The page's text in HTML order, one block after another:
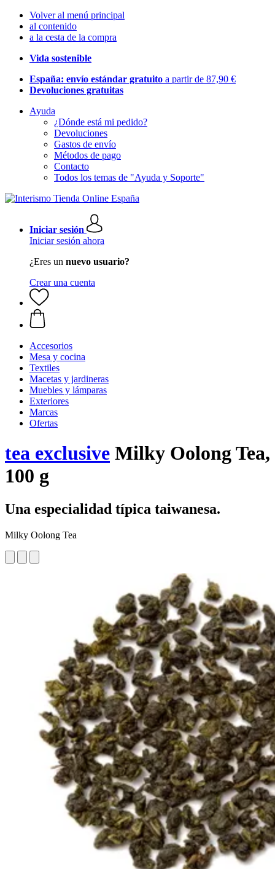
Volver al menú principal
al contenido
a la cesta de la compra
Vida sostenible
España: envío estándar gratuito a partir de 87,90 €
Devoluciones gratuitas
Ayuda
¿Dónde está mi pedido?
Devoluciones
Gastos de envío
Métodos de pago
Contacto
Todos los temas de "Ayuda y Soporte"
Iniciar sesión
Iniciar sesión ahora
¿Eres un nuevo usuario?
Crear una cuenta
Accesorios
Mesa y cocina
Textiles
Macetas y jardineras
Muebles y lámparas
Exteriores
Marcas
Ofertas
tea exclusive Milky Oolong Tea,
100 g
Una especialidad típica taiwanesa.
Milky Oolong Tea